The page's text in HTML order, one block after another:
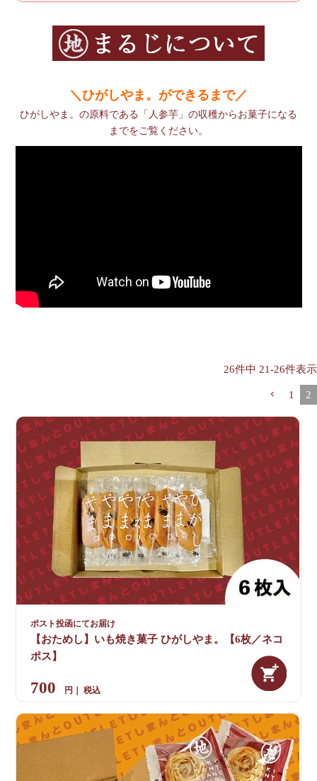
＼ひがしやま。ができるまで／
ひがしやま。の原料である「人参芋」の収穫からお菓子になる
までをご覧ください。
26件中 21-26件表示
1 2
ポスト投函にてお届け
【おためし】いも焼き菓子 ひがしやま。【6枚／ネコ
ポス】
700 税込